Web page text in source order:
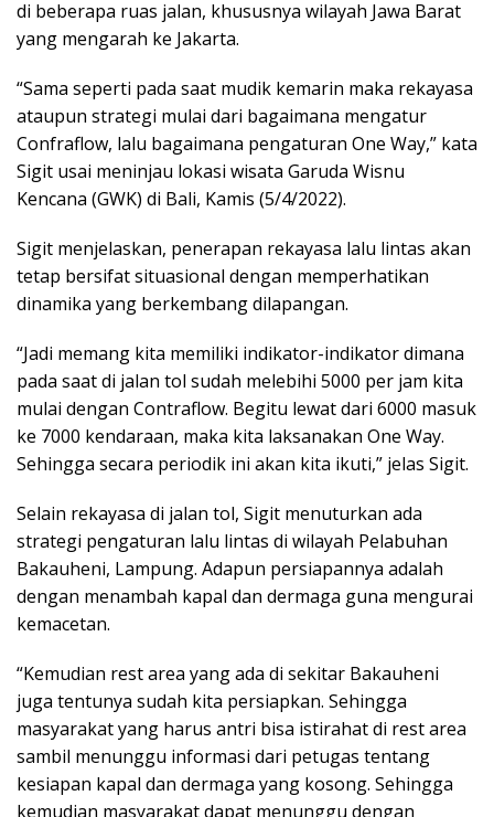
di beberapa ruas jalan, khususnya wilayah Jawa Barat
yang mengarah ke Jakarta.
“Sama seperti pada saat mudik kemarin maka rekayasa
ataupun strategi mulai dari bagaimana mengatur
Confraflow, lalu bagaimana pengaturan One Way,” kata
Sigit usai meninjau lokasi wisata Garuda Wisnu
Kencana (GWK) di Bali, Kamis (5/4/2022).
Sigit menjelaskan, penerapan rekayasa lalu lintas akan
tetap bersifat situasional dengan memperhatikan
dinamika yang berkembang dilapangan.
“Jadi memang kita memiliki indikator-indikator dimana
pada saat di jalan tol sudah melebihi 5000 per jam kita
mulai dengan Contraflow. Begitu lewat dari 6000 masuk
ke 7000 kendaraan, maka kita laksanakan One Way.
Sehingga secara periodik ini akan kita ikuti,” jelas Sigit.
Selain rekayasa di jalan tol, Sigit menuturkan ada
strategi pengaturan lalu lintas di wilayah Pelabuhan
Bakauheni, Lampung. Adapun persiapannya adalah
dengan menambah kapal dan dermaga guna mengurai
kemacetan.
“Kemudian rest area yang ada di sekitar Bakauheni
juga tentunya sudah kita persiapkan. Sehingga
masyarakat yang harus antri bisa istirahat di rest area
sambil menunggu informasi dari petugas tentang
kesiapan kapal dan dermaga yang kosong. Sehingga
kemudian masyarakat dapat menunggu dengan